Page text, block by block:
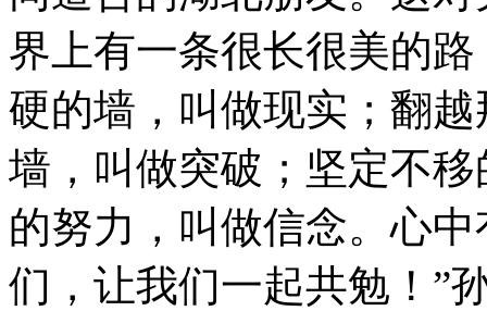
界上有一条很长很美的
硬的墙，叫做现实；翻
墙，叫做突破；坚定不
的努力，叫做信念。心
们，让我们一起共勉！”